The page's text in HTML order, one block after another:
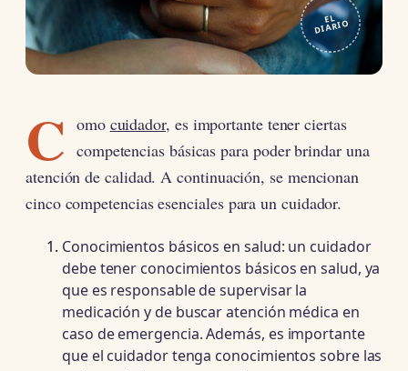
EL
DIARIO
C omo cuidador, es importante tener ciertas
competencias básicas para poder brindar una
atención de calidad. A continuación, se mencionan
cinco competencias esenciales para un cuidador.
Conocimientos básicos en salud: un cuidador
debe tener conocimientos básicos en salud, ya
que es responsable de supervisar la
medicación y de buscar atención médica en
caso de emergencia. Además, es importante
que el cuidador tenga conocimientos sobre las